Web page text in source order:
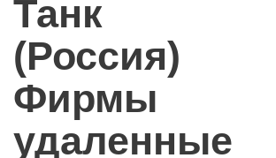
Танк
(Россия)
Фирмы
удаленные